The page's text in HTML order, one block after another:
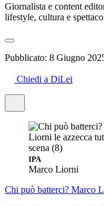
Giornalista e content
lifestyle, cultura e
Pubblicato: 8 Giugno
Chiedi a DiLei
IPA
Marco Liorni
Chi può batterci? Marco